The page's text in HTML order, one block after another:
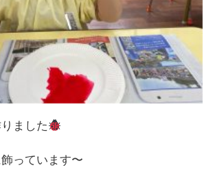
ました
っています〜